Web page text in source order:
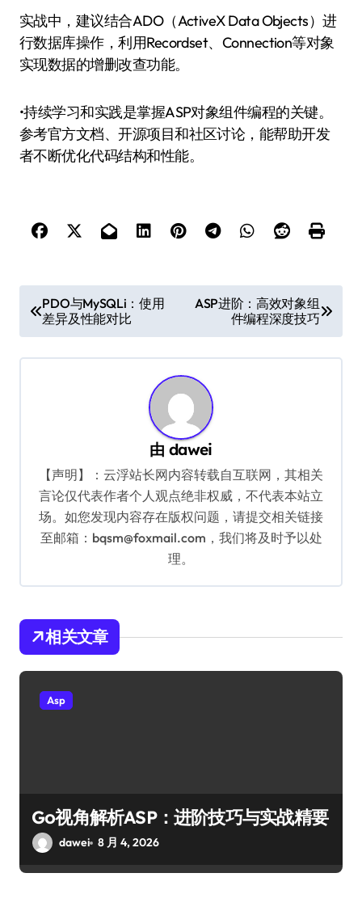
实战中，建议结合ADO（ActiveX Data Objects）进
行数据库操作，利用Recordset、Connection等对象
实现数据的增删改查功能。
•持续学习和实践是掌握ASP对象组件编程的关键。
参考官方文档、开源项目和社区讨论，能帮助开发
者不断优化代码结构和性能。
章
导
PDO与MySQLi：使用
差异及性能对比
ASP进阶：高效对象组
件编程深度技巧
由dawei
【声明】：云浮站长网内容转载自互联网，其相关
言论仅代表作者个人观点绝非权威，不代表本站立
场。如您发现内容存在版权问题，请提交相关链接
至邮箱：bqsm@foxmail.com，我们将及时予以处
理。
相关文章
Asp
Go视角解析ASP：进阶技巧与实战精要
dawei 8 月 4, 2026